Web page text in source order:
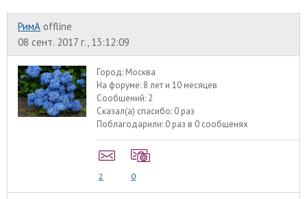
РимА offline
08 сент. 2017 г., 13:12:09
Город: Москва
На форуме: 8 лет и 10 месяцев
Сообщений: 2
Сказал(а) спасибо: 0 раз
Поблагодарили: 0 раз в 0 сообщенях
2 0